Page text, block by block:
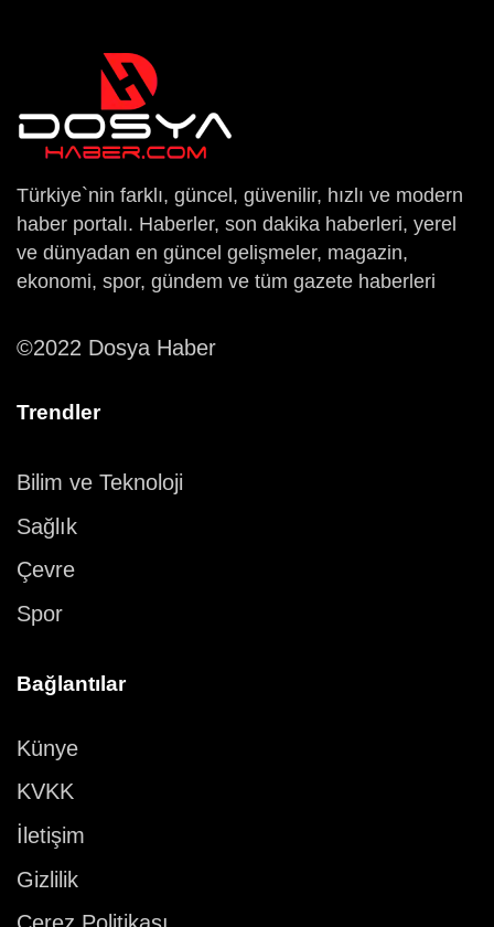
Türkiye`nin farklı, güncel, güvenilir, hızlı ve modern
haber portalı. Haberler, son dakika haberleri, yerel
ve dünyadan en güncel gelişmeler, magazin,
ekonomi, spor, gündem ve tüm gazete haberleri
©2022 Dosya Haber
Trendler
Bilim ve Teknoloji
Sağlık
Çevre
Spor
Bağlantılar
Künye
KVKK
İletişim
Gizlilik